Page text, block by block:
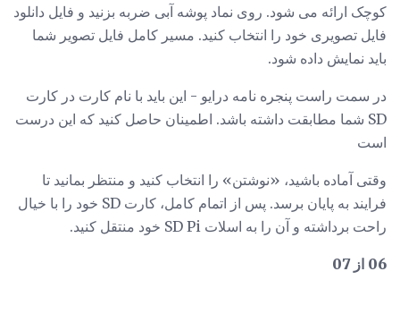
کوچک ارائه می شود. روی نماد پوشه آبی ضربه بزنید و فایل دانلود
فایل تصویری خود را انتخاب کنید. مسیر کامل فایل تصویر شما
باید نمایش داده شود.
در سمت راست پنجره نامه درایو - این باید با نام کارت در کارت
SD شما مطابقت داشته باشد. اطمینان حاصل کنید که این درست
است
وقتی آماده باشید، «نوشتن» را انتخاب کنید و منتظر بمانید تا
فرایند به پایان برسد. پس از اتمام کامل، کارت SD خود را با خیال
راحت برداشته و آن را به اسلات SD Pi خود منتقل کنید.
06 از 07